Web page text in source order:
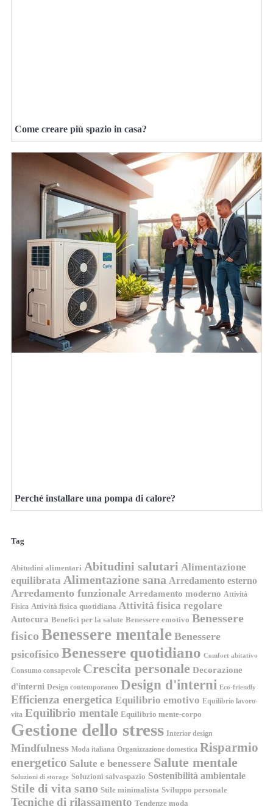
Come creare più spazio in casa?
Perché installare una pompa di calore?
Tag
Abitudini alimentari Abitudini salutari Alimentazione
equilibrata Alimentazione sana Arredamento esterno
Arredamento funzionale Arredamento moderno Attività
Fisica Attività fisica quotidiana Attività fisica regolare
Autocura Benefici per la salute Benessere emotivo Benessere
fisico Benessere mentale Benessere
psicofisico Benessere quotidiano Comfort abitativo
Consumo consapevole Crescita personale Decorazione
d'interni Design contemporaneo Design d'interni Eco-friendly
Efficienza energetica Equilibrio emotivo Equilibrio lavoro-
vita Equilibrio mentale Equilibrio mente-corpo
Gestione dello stress Interior design
Mindfulness Moda italiana Organizzazione domestica Risparmio
energetico Salute e benessere Salute mentale
Soluzioni di storage Soluzioni salvaspazio Sostenibilità ambientale
Stile di vita sano Stile minimalista Sviluppo personale
Tecniche di rilassamento Tendenze moda